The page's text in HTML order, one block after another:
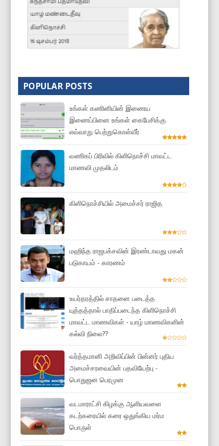
POPULAR POSTS
உங்கள் கணினியின் இணைய
இணைப்பினை உங்கள் கைபேசிக்கு
எவ்வாறு பெற்றுகொள்வீர்
வணிகப் பிரிவில் கிளிநொச்சி மாவட்ட
மாணவி முதலிடம்
கிளிநொச்சியில் அமைச்சர் ராஜித
மஹிந்த ராஜபக்சவின் இரண்டாவது மகன்
படுகாயம் - காரணம்
உயர்தரத்தில் சாதனை படைத்த
யுத்தத்தால் பாதிப்படைந்த கிளிநொச்சி
மாவட்ட மாணவிகள் - யாழ் மாணவிகளின்
கல்வி நிலை??
வர்த்தமானி அறிவிப்பின் பின்னர் புதிய
அமைச்சரவையின் பதவியேற்பு -
பொதுஜன பெரமுன
வடமாராட்சி கிழக்கு ஆளியவளை
கடற்கரையில் கரை ஒதுங்கிய மர்ம
பொருள்